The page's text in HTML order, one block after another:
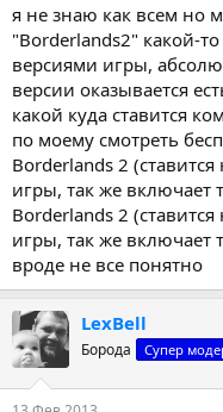
я не знаю как всем но
"Borderlands2" какой-
версиями игры,
версии оказывается
какой куда ставится
по моему смотреть
Borderlands 2
игры, так же включает
Borderlands 2
игры, так же включает
вроде не все понятно
LexBell
Борода Супер